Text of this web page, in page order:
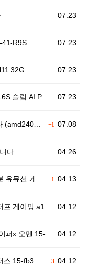
07.23
07.23
R9S…
07.23
32G…
07.23
림 AI PHN…
+1 07.08
만원대…
04.26
다
+1 04.13
밍 75%배열…
04.12
게이밍 a16 …
04.12
x 오멘 15-g…
+304.12
fb3110…